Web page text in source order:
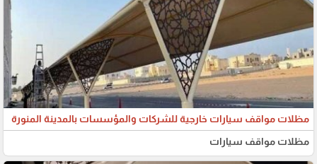
مظلات مواقف سيارات خارجية للشركات والمؤسسات بالمدينة المنورة
مظلات مواقف سيارات